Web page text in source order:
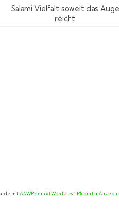
Salami Vielfalt soweit das Auge
reicht
mitAAWP dem #1 Wordpress Plugin für Amazon